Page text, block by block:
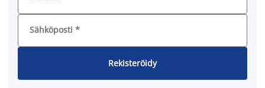
Sähköposti *
Rekisteröidy